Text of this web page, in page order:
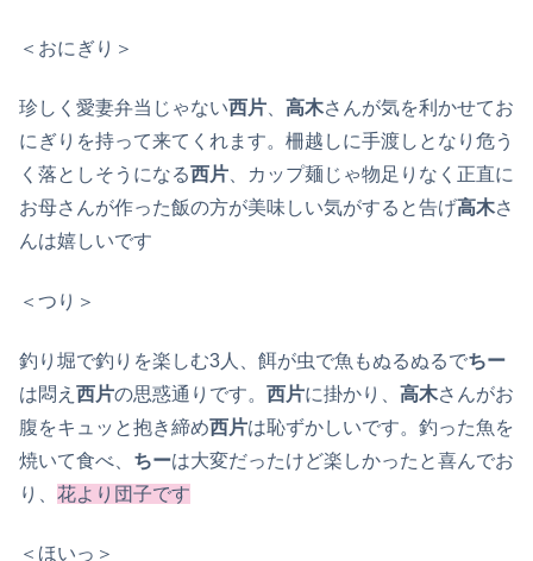
＜おにぎり＞
珍しく愛妻弁当じゃない西片 高木さんが気を利かせてお
にぎりを持って来てくれます。柵越しに手渡しとなり危う
く落としそうになる西片 、カップ麺じゃ物足りなく正直に
お母さんが作った飯の方が美味しい気がすると告げ高木さ
んは嬉しいです
＜つり＞
釣り堀で釣りを楽しむ3人、餌が虫で魚もぬるぬるでちー
は悶え 西片の思惑通りです。 西片に掛かり、 高木さんがお
腹をキュッと抱き締め西片は恥ずかしいです。釣った魚を
焼いて食べ、 ちーは大変だったけど楽しかったと喜んでお
り、 花より団子です
＜ほいっ＞